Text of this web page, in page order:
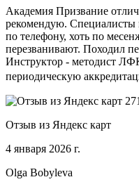
Академия Призвание
рекомендую. Специалисты
по телефону, хоть по
перезванивают. Походил
Инструктор - методист
периодическую
Отзыв из Яндекс карт
4 января 2026 г.
Olga Bobyleva